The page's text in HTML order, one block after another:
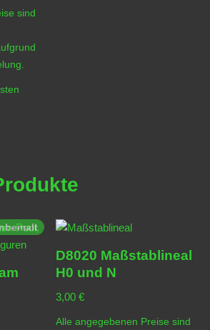
sind
D8020 Maßstablineal
H0 und N
3,00€
Alle angegebenen Preise sind